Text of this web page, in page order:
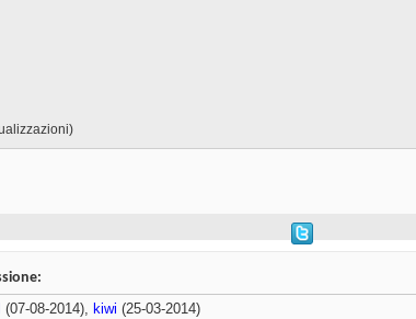
(07-08-2014), kiwi (25-03-2014)